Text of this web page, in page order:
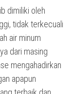
dimiliki oleh
tidak terkecuali
air minum
dari masing
mengahadirkan
apapun